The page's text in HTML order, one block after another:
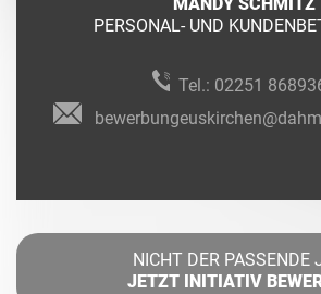
MANDY SCHMITZ
PERSONAL- UND
Tel.: 02251
NICHT DER PASSENDE
JETZT INITIATIV